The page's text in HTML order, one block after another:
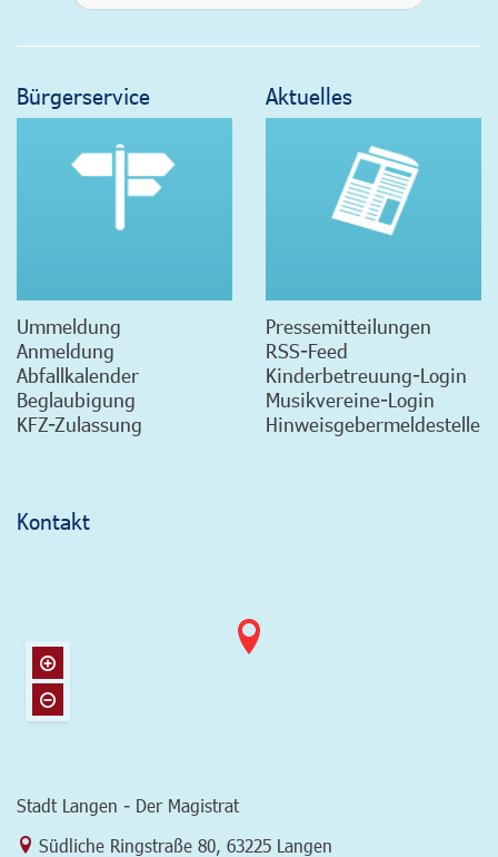
Bürgerservice
Ummeldung
Anmeldung
Abfallkalender
Beglaubigung
KFZ-Zulassung
Aktuelles
Pressemitteilungen
RSS-Feed
Kinderbetreuung-Login
Musikvereine-Login
Hinweisgebermeldestelle
Kontakt
Stadt Langen - Der Magistrat
Link zur Google-Maps Navigation
Südliche Ringstraße 80 63225 Langen